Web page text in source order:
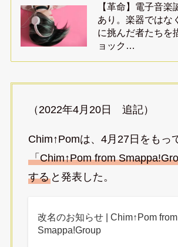
【革命】電子音
あり。楽器ではな
に挑んだ者たちを
ョック…
（2022年4月20日 追記）
Chim↑Pomは、4月27日をもっ
「Chim↑Pom from
すると発表した。
改名のお知らせ | Chim↑Pom from
Smappa!Group